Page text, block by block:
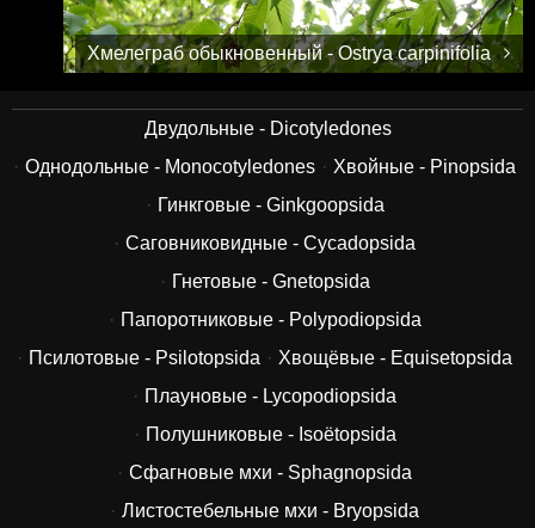
Хмелеграб обыкновенный - Ostrya carpinifolia
Двудольные - Dicotyledones
Однодольные - Monocotyledones
Хвойные - Pinopsida
Гинкговые - Ginkgoopsida
Саговниковидные - Cycadopsida
Гнетовые - Gnetopsida
Папоротниковые - Polypodiopsida
Псилотовые - Psilotopsida
Хвощёвые - Equisetopsida
Плауновые - Lycopodiopsida
Полушниковые - Isoëtopsida
Сфагновые мхи - Sphagnopsida
Листостебельные мхи - Bryopsida